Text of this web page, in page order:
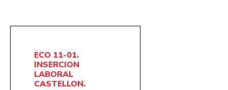
ECO 11-01.
INSERCION
LABORAL
CASTELLON.